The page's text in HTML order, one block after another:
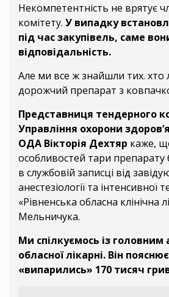
Некомпетентність не врятує
комітету. У випадку
під час закупівель, саме
відповідальність.
Але ми все ж знайшли тих. хто
дорожчий препарат з
Представниця тендерного
Управління охорони
ОДА Вікторія Дехтяр каже,
особливостей тари препарату
в службовій записці від
анестезіології та інтенсивної
«Рівненська обласна клінічна
Мельничука.
Ми спілкуємось із головним
обласної лікарні. Він
«випарились» 170 тисяч